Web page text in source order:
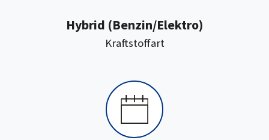
Kraftstoffart:
Hybrid (Benzin/Elektro)